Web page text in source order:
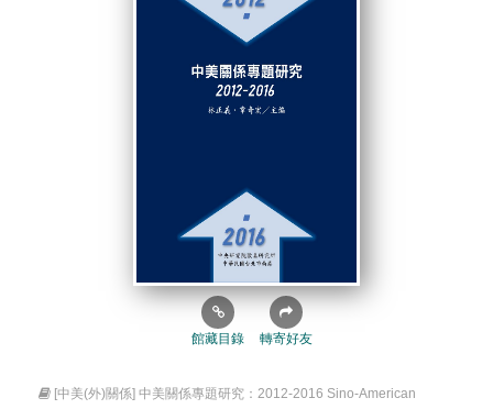
館藏目錄 轉寄好友
[中美(外)關係] 中美關係專題研究：2012-2016 Sino-American